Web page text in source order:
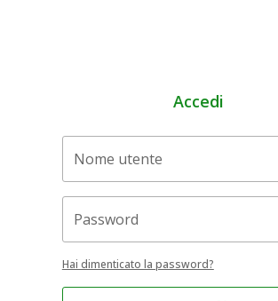
Accedi
Hai dimenticato la password?